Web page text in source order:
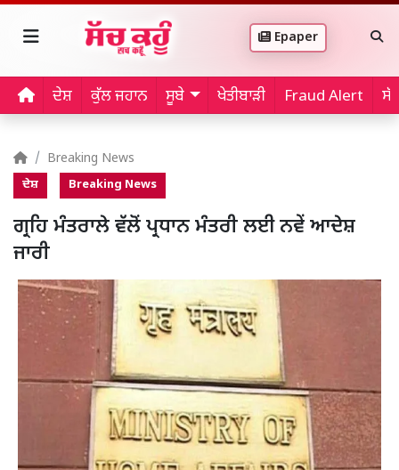
Epaper
ਦੇਸ਼ ਕੁੱਲ ਜਹਾਨ ਸੂਬੇ ਖੇਤੀਬਾੜੀ Fraud Alert
Breaking News
ਦੇਸ਼ Breaking News
ਗ੍ਰਹਿ ਮੰਤਰਾਲੇ ਵੱਲੋਂ ਪ੍ਰਧਾਨ ਮੰਤਰੀ ਲਈ ਨਵੇਂ ਆਦੇਸ਼
ਜਾਰੀ